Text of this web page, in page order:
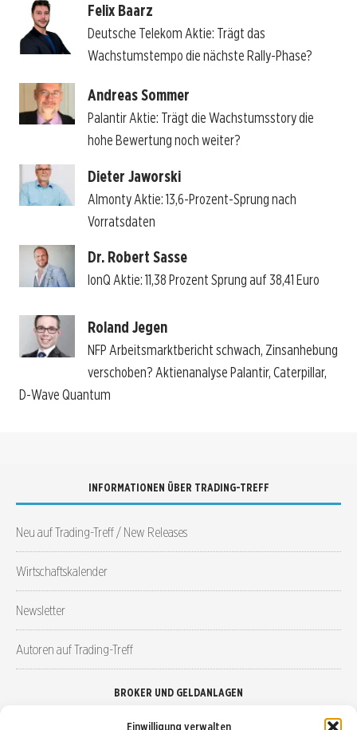
Einwilligung verwalten
Felix Baarz
Deutsche Telekom Aktie: Trägt das
Wachstumstempo die nächste Rally-Phase?
Andreas Sommer
Palantir Aktie: Trägt die Wachstumsstory die
hohe Bewertung noch weiter?
Dieter Jaworski
Almonty Aktie: 13,6-Prozent-Sprung nach
Vorratsdaten
Dr. Robert Sasse
IonQ Aktie: 11,38 Prozent Sprung auf 38,41 Euro
Roland Jegen
NFP Arbeitsmarktbericht schwach, Zinsanhebung
verschoben? Aktienanalyse Palantir, Caterpillar,
D-Wave Quantum
INFORMATIONEN ÜBER TRADING-TREFF
Neu auf Trading-Treff / New Releases
Wirtschaftskalender
Newsletter
Autoren auf Trading-Treff
BROKER UND GELDANLAGEN